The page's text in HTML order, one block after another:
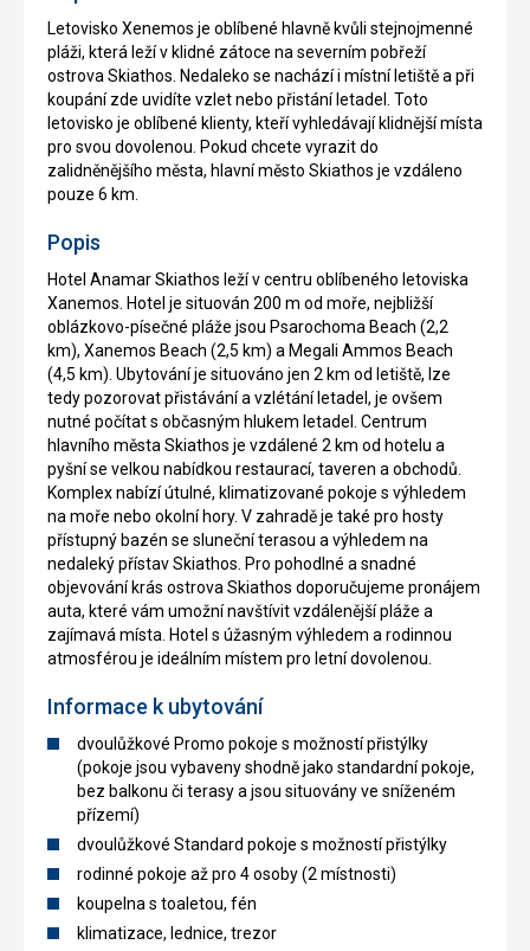
Letovisko Xenemos je oblíbené hlavně kvůli stejnojmenné
pláži, která leží v klidné zátoce na severním pobřeží
ostrova Skiathos. Nedaleko se nachází i místní letiště a při
koupání zde uvidíte vzlet nebo přistání letadel. Toto
letovisko je oblíbené klienty, kteří vyhledávají klidnější místa
pro svou dovolenou. Pokud chcete vyrazit do
zalidněnějšího města, hlavní město Skiathos je vzdáleno
pouze 6 km.
Popis
Hotel Anamar Skiathos leží v centru oblíbeného letoviska
Xanemos. Hotel je situován 200 m od moře, nejbližší
oblázkovo-písečné pláže jsou Psarochoma Beach (2,2
km), Xanemos Beach (2,5 km) a Megali Ammos Beach
(4,5 km). Ubytování je situováno jen 2 km od letiště, lze
tedy pozorovat přistávání a vzlétání letadel, je ovšem
nutné počítat s občasným hlukem letadel. Centrum
hlavního města Skiathos je vzdálené 2 km od hotelu a
pyšní se velkou nabídkou restaurací, taveren a obchodů.
Komplex nabízí útulné, klimatizované pokoje s výhledem
na moře nebo okolní hory. V zahradě je také pro hosty
přístupný bazén se sluneční terasou a výhledem na
nedaleký přístav Skiathos. Pro pohodlné a snadné
objevování krás ostrova Skiathos doporučujeme pronájem
auta, které vám umožní navštívit vzdálenější pláže a
zajímavá místa. Hotel s úžasným výhledem a rodinnou
atmosférou je ideálním místem pro letní dovolenou.
Informace k ubytování
dvoulůžkové Promo pokoje s možností přistýlky
(pokoje jsou vybaveny shodně jako standardní pokoje,
bez balkonu či terasy a jsou situovány ve sníženém
přízemí)
dvoulůžkové Standard pokoje s možností přistýlky
rodinné pokoje až pro 4 osoby (2 místnosti)
koupelna s toaletou, fén
klimatizace, lednice, trezor